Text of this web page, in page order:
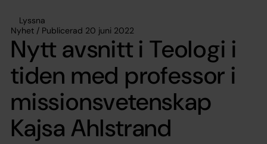
Lyssna
Nyhet / Publicerad 20 juni 2022
Nytt avsnitt i Teologi i
tiden med professor i
missionsvetenskap
Kajsa Ahlstrand